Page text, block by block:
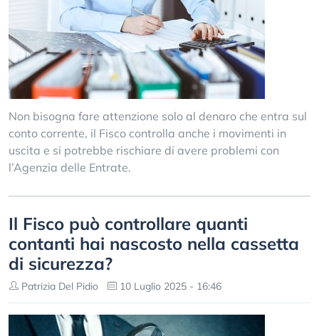
Non bisogna fare attenzione solo al denaro che entra sul
conto corrente, il Fisco controlla anche i movimenti in
uscita e si potrebbe rischiare di avere problemi con
l’Agenzia delle Entrate.
Il Fisco può controllare quanti
contanti hai nascosto nella cassetta
di sicurezza?
Patrizia Del Pidio 10 Luglio 2025 - 16:46